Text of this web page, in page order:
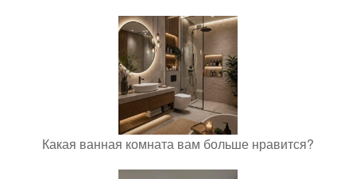
Какая ванная комната вам больше нравится?